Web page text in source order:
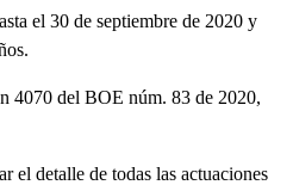
el 30 de septiembre de 2020 y
4070 del BOE núm. 83 de 2020,
el detalle de todas las actuaciones